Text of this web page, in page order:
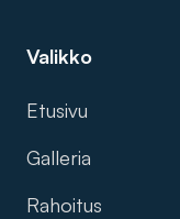
Valikko
Etusivu
Galleria
Rahoitus